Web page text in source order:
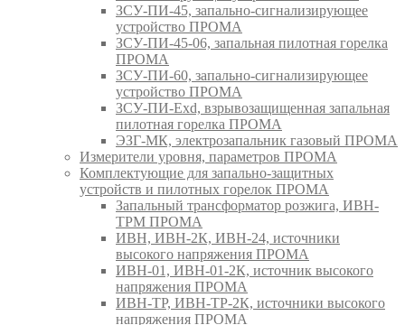
ЗСУ-ПИ-45, запально-сигнализирующее
устройство ПРОМА
ЗСУ-ПИ-45-06, запальная пилотная горелка
ПРОМА
ЗСУ-ПИ-60, запально-сигнализирующее
устройство ПРОМА
ЗСУ-ПИ-Exd, взрывозащищенная запальная
пилотная горелка ПРОМА
ЭЗГ-МК, электрозапальник газовый ПРОМА
Измерители уровня, параметров ПРОМА
Комплектующие для запально-защитных
устройств и пилотных горелок ПРОМА
Запальный трансформатор розжига, ИВН-
ТРМ ПРОМА
ИВН, ИВН-2К, ИВН-24, источники
высокого напряжения ПРОМА
ИВН-01, ИВН-01-2К, источник высокого
напряжения ПРОМА
ИВН-ТР, ИВН-ТР-2К, источники высокого
напряжения ПРОМА